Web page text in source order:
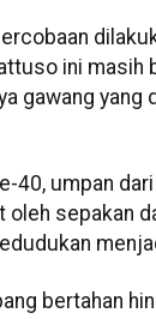
ini masih
gawang yang
40, umpan
oleh sepakan
bertahan